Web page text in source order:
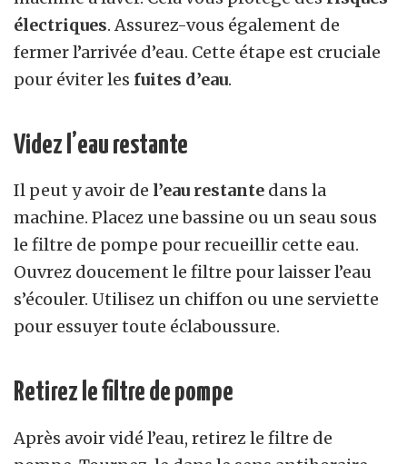
électriques. Assurez-vous également de
fermer l’arrivée d’eau. Cette étape est cruciale
pour éviter les fuites d’eau.
Videz l’eau restante
Il peut y avoir de l’eau restante dans la
machine. Placez une bassine ou un seau sous
le filtre de pompe pour recueillir cette eau.
Ouvrez doucement le filtre pour laisser l’eau
s’écouler. Utilisez un chiffon ou une serviette
pour essuyer toute éclaboussure.
Retirez le filtre de pompe
Après avoir vidé l’eau, retirez le filtre de